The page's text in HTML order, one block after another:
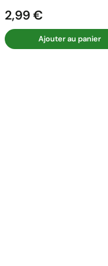
Prix
2,99 €
Ajouter au panier